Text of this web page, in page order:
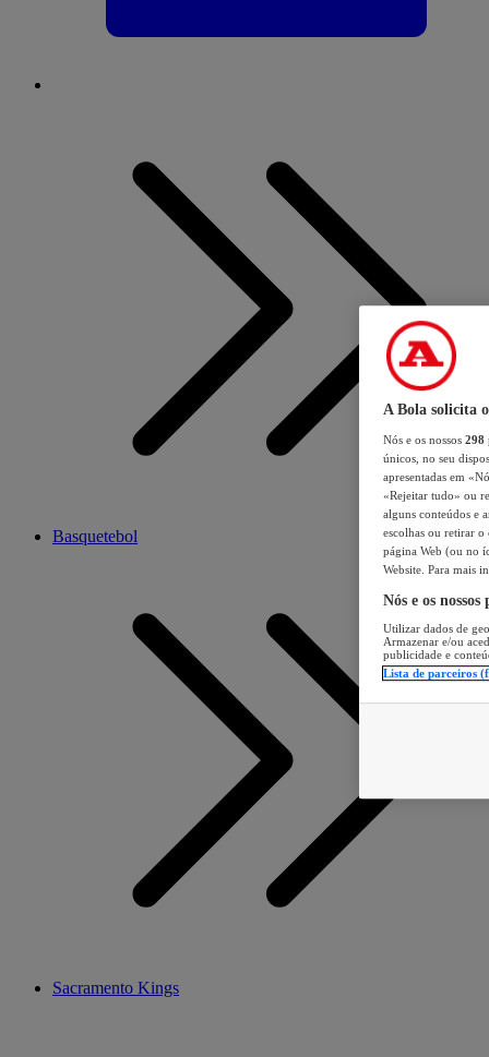
Basquetebol
Sacramento Kings
A Bola solicita
Nós e os nossos 298
únicos, no seu
apresentadas em
«Rejeitar tudo» ou
alguns conteúdos e
escolhas ou retirar
página Web (ou no
Website. Para mais
Nós e os
Utilizar dados de
Armazenar e/ou
publicidade e
Lista de parceiros